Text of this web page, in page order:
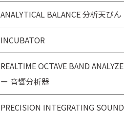
ANALYTICAL BALANCE 分析天び
INCUBATOR
REALTIME OCTAVE BAND
ー 音響分析器
PRECISION INTEGRATING